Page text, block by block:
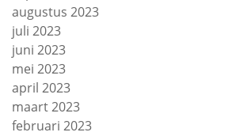
augustus 2023
juli 2023
juni 2023
mei 2023
april 2023
maart 2023
februari 2023